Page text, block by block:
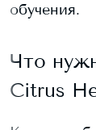
обучения.
Что
Citrus